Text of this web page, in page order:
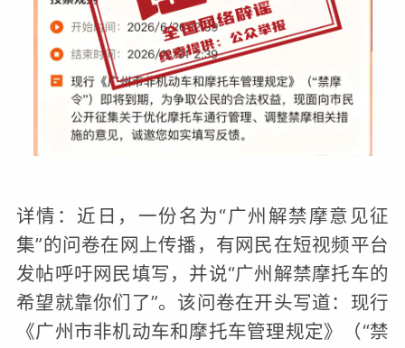
详情：近日，一份名为“广州解禁摩意见征
集”的问卷在网上传播，有网民在短视频平台
发帖呼吁网民填写，并说“广州解禁摩托车的
希望就靠你们了”。该问卷在开头写道：现行
《广州市非机动车和摩托车管理规定》（“禁